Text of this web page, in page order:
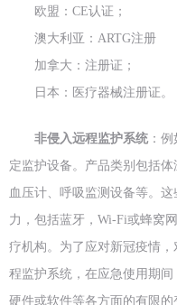
欧盟：CE认证；
澳大利亚：ARTG注册
加拿大：注册证；
日本：医疗器械注册证。
非侵入远程监护系统 ：
定监护设备。产品类别包括体
血压计、呼吸监测设备等。
力，包括蓝牙，Wi-Fi或蜂窝
疗机构。为了应对新冠疫情
程监护系统，在应急使用期间
硬件或软件等各方面的有限